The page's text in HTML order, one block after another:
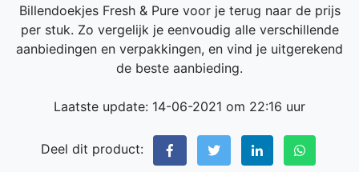
Billendoekjes Fresh & Pure voor je terug naar de prijs
per stuk. Zo vergelijk je eenvoudig alle verschillende
aanbiedingen en verpakkingen, en vind je uitgerekend
de beste aanbieding.
Laatste update: 14-06-2021 om 22:16 uur
Deel dit product: